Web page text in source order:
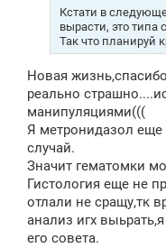
Кстати в
вырасти, это типа
Так что планируй
Новая
реально
манипуляциями(((
Я метронидазол еще
случай.
Значит гематомки
Гистология еще не
отлали не сращу,тк
анализ игх
его совета.